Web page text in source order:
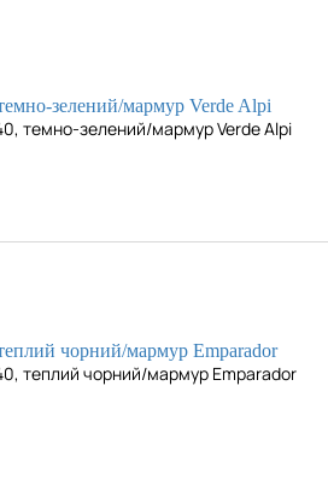
темно-зелений/мармур Verde Alpi
теплий чорний/мармур Emparador